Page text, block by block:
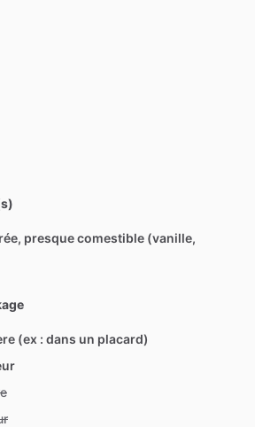
presque comestible (vanille,
(ex : dans un placard)